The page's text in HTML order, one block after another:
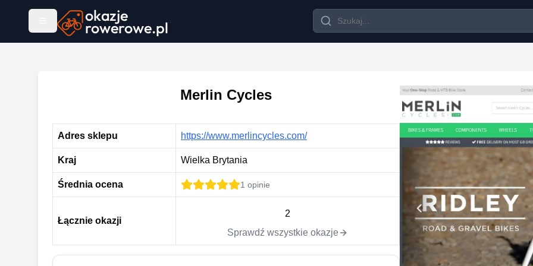
Merlin Cycles
Adres sklepu https://www.merlincycles.com/
Kraj Wielka Brytania
Średnia ocena 1 opinie
Łącznie okazji
2
Sprawdź wszystkie okazje